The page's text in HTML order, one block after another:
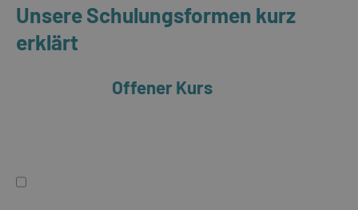
Unsere Schulungsformen kurz
erklärt
Offener Kurs